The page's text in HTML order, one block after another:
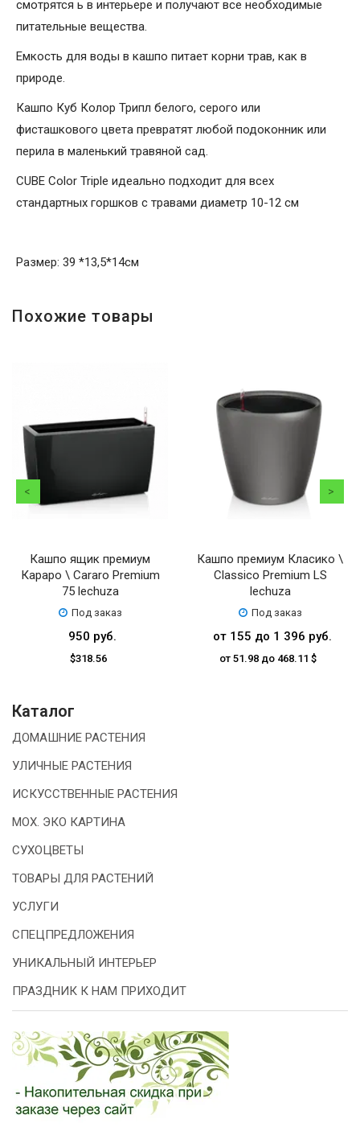
смотрятся ь в интерьере и получают все необходимые
питательные вещества.
Емкость для воды в кашпо питает корни трав, как в
природе.
Кашпо Куб Колор Трипл белого, серого или
фисташкового цвета превратят любой подоконник или
перила в маленький травяной сад.
CUBE Color Triple идеально подходит для всех
стандартных горшков с травами диаметр 10-12 см
Размер: 39 *13,5*14см
Похожие товары
Кашпо ящик премиум
Караро \ Cararo Premium
75 lechuza
Под заказ
950 руб.
$318.56
Кашпо премиум Класико \
Classico Premium LS
lechuza
Под заказ
от 155 до 1 396 руб.
от 51.98 до 468.11 $
Каталог
ДОМАШНИЕ РАСТЕНИЯ
УЛИЧНЫЕ РАСТЕНИЯ
ИСКУССТВЕННЫЕ РАСТЕНИЯ
МОХ. ЭКО КАРТИНА
СУХОЦВЕТЫ
ТОВАРЫ ДЛЯ РАСТЕНИЙ
УСЛУГИ
СПЕЦПРЕДЛОЖЕНИЯ
УНИКАЛЬНЫЙ ИНТЕРЬЕР
ПРАЗДНИК К НАМ ПРИХОДИТ